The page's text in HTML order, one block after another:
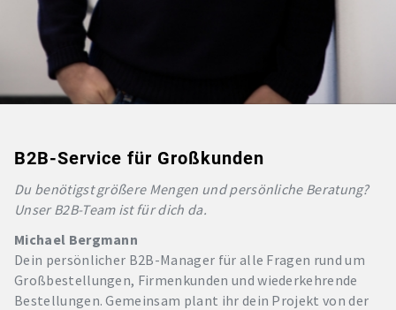
B2B-Service für Großkunden
Du benötigst größere Mengen und persönliche Beratung?
Unser B2B-Team ist für dich da.
Michael Bergmann
Dein persönlicher B2B-Manager für alle Fragen rund um
Großbestellungen, Firmenkunden und wiederkehrende
Bestellungen. Gemeinsam plant ihr dein Projekt von der